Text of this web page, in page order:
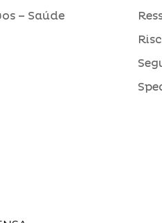
– Saúde